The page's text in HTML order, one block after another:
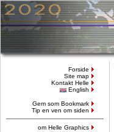
Forside
Site map
Kontakt Helle
English
Gem som Bookmark
Tip en ven om siden
om Helle Graphics